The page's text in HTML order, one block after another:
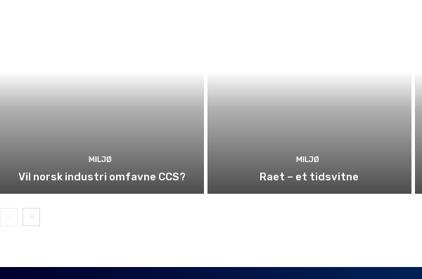
MILJØ
Vil norsk industri omfavne CCS?
MILJØ
Raet – et tidsvitne